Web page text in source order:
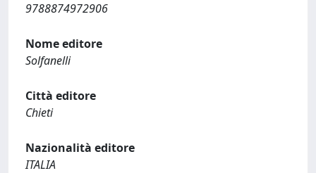
9788874972906
Nome editore
Solfanelli
Città editore
Chieti
Nazionalità editore
ITALIA